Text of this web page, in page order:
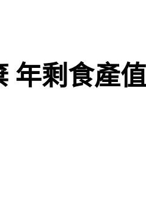
年剩食產